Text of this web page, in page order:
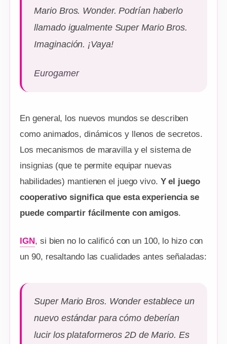
Mario Bros. Wonder. Podrían haberlo
llamado igualmente Super Mario Bros.
Imaginación. ¡Vaya!
Eurogamer
En general, los nuevos mundos se describen
como animados, dinámicos y llenos de secretos.
Los mecanismos de maravilla y el sistema de
insignias (que te permite equipar nuevas
habilidades) mantienen el juego vivo. Y el juego
cooperativo significa que esta experiencia se
puede compartir fácilmente con amigos.
IGN, si bien no lo calificó con un 100, lo hizo con
un 90, resaltando las cualidades antes señaladas:
Super Mario Bros. Wonder establece un
nuevo estándar para cómo deberían
lucir los plataformeros 2D de Mario. Es